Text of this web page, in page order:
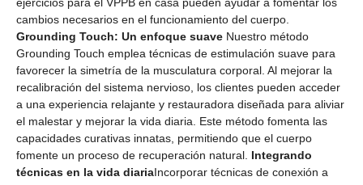
cambios necesarios en el funcionamiento del cuerpo.
Grounding Touch: Un enfoque suave Nuestro método
Grounding Touch emplea técnicas de estimulación suave para
favorecer la simetría de la musculatura corporal. Al mejorar la
recalibración del sistema nervioso, los clientes pueden acceder
a una experiencia relajante y restauradora diseñada para aliviar
el malestar y mejorar la vida diaria. Este método fomenta las
capacidades curativas innatas, permitiendo que el cuerpo
fomente un proceso de recuperación natural. Integrando
técnicas en la vida diariaIncorporar técnicas de conexión a